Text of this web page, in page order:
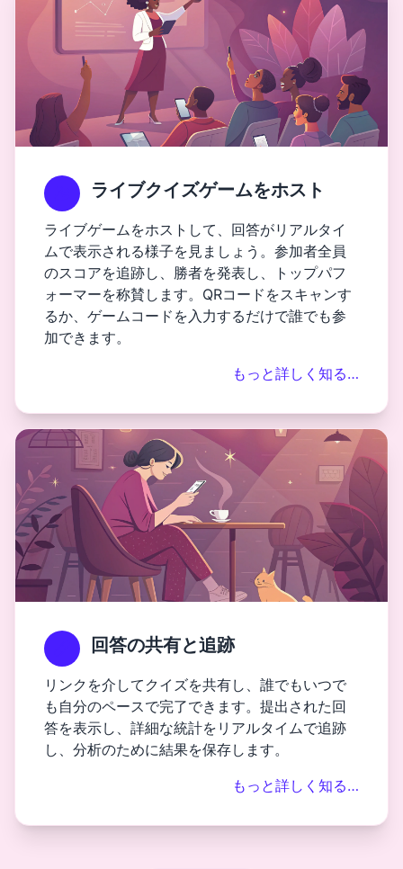
ライブクイズゲームをホスト
ライブゲームをホストして、回答がリアルタイ
ムで表示される様子を見ましょう。参加者全員
のスコアを追跡し、勝者を発表し、トップパフ
ォーマーを称賛します。QRコードをスキャンす
るか、ゲームコードを入力するだけで誰でも参
加できます。
もっと詳しく知る…
回答の共有と追跡
リンクを介してクイズを共有し、誰でもいつで
も自分のペースで完了できます。提出された回
答を表示し、詳細な統計をリアルタイムで追跡
し、分析のために結果を保存します。
もっと詳しく知る…